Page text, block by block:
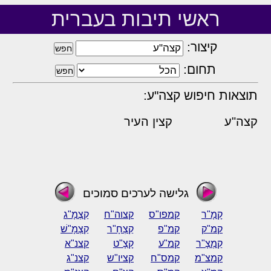
ראשי תיבות בעברית
קיצור:
תחום:
תוצאות חיפוש קצה"ע:
קצה"ע קצין העיר
גלישה לערכים סמוכים
קָמָ"ר קמפו"ס קצוה"ח
קַצְמָ"ג
קמ"ק
קמ"פ קַצְחָ"ר
קַצְמָ"שׁ
קַמְצָ"ר
קמ"ע קָצָ"ט
קצנ"א
קמצ"מ
קמס"ח קציו"ש
קצנ"ג